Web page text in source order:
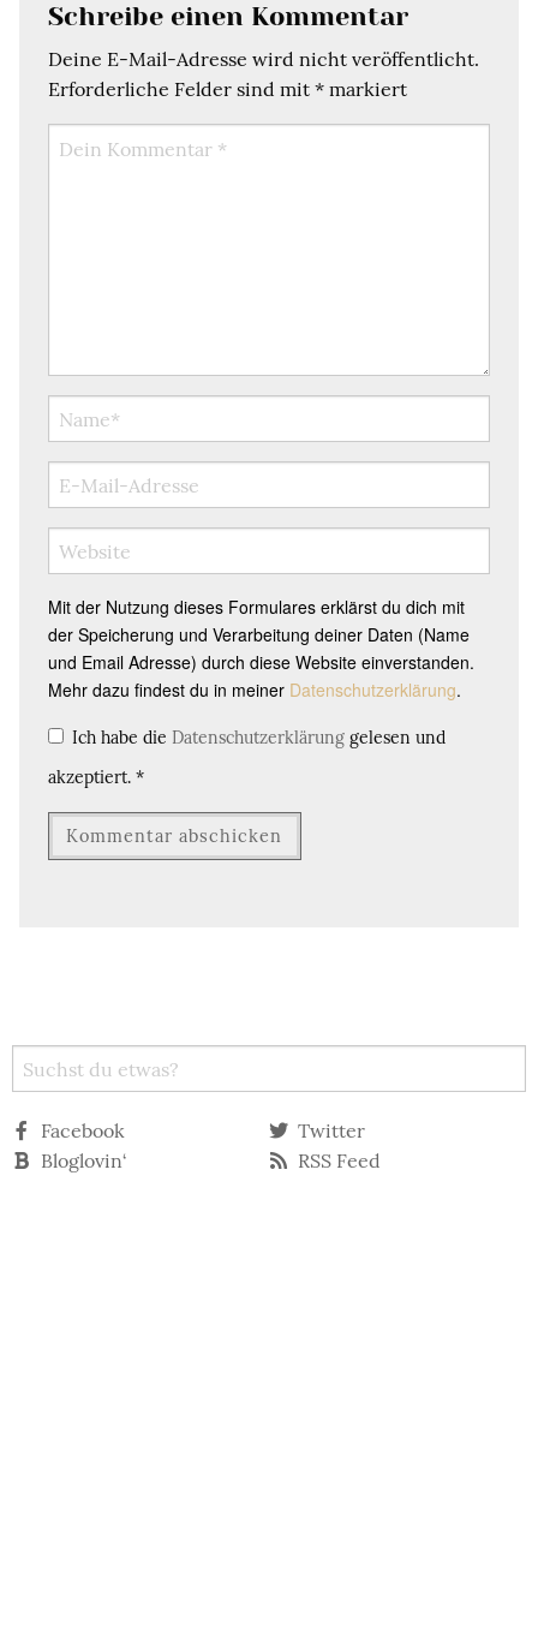
Schreibe einen Kommentar
Deine E-Mail-Adresse wird nicht veröffentlicht.
Erforderliche Felder sind mit * markiert
Mit der Nutzung dieses Formulares erklärst du dich mit
der Speicherung und Verarbeitung deiner Daten (Name
und Email Adresse) durch diese Website einverstanden.
Mehr dazu findest du in meiner Datenschutzerklärung.
Ich habe die Datenschutzerklärung gelesen und
akzeptiert. *
Facebook
Twitter
Bloglovin‘
RSS Feed